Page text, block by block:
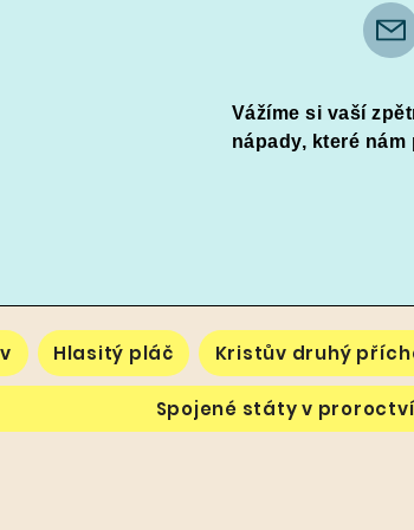
Vážíme si vaší
nápady, které
Hlasitý pláč Kristův druhý
Spojené státy v proroctví